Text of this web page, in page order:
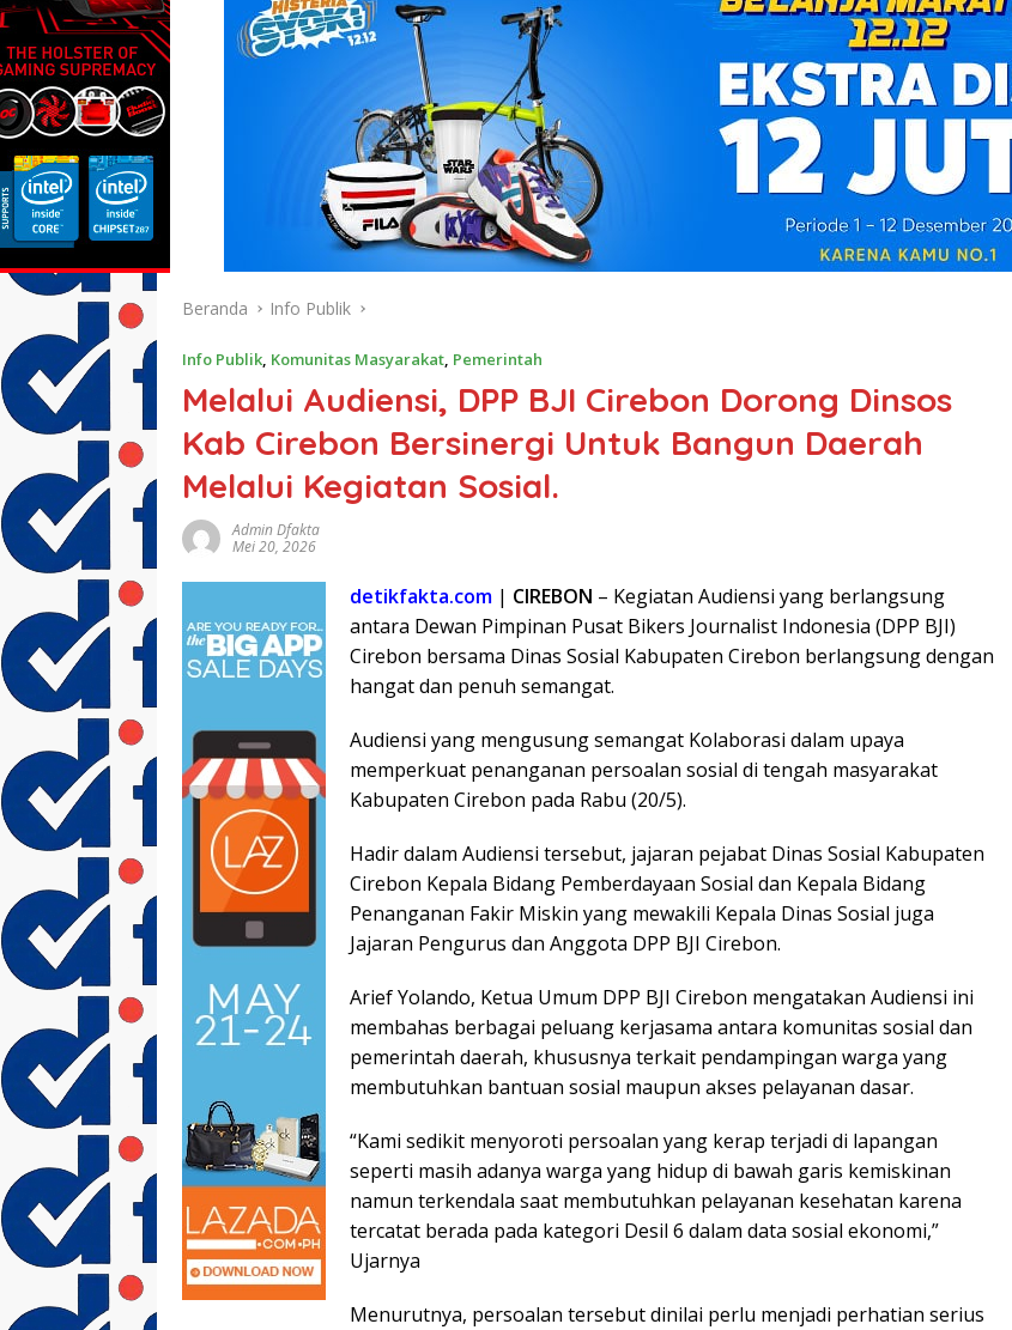
Beranda Info Publik
Info Publik, Komunitas Masyarakat, Pemerintah
Melalui Audiensi, DPP BJI Cirebon Dorong Dinsos
Kab Cirebon Bersinergi Untuk Bangun Daerah
Melalui Kegiatan Sosial.
Admin Dfakta
Mei 20, 2026
detikfakta.com | CIREBON – Kegiatan Audiensi yang berlangsung
antara Dewan Pimpinan Pusat Bikers Journalist Indonesia (DPP BJI)
Cirebon bersama Dinas Sosial Kabupaten Cirebon berlangsung dengan
hangat dan penuh semangat.
Audiensi yang mengusung semangat Kolaborasi dalam upaya
memperkuat penanganan persoalan sosial di tengah masyarakat
Kabupaten Cirebon pada Rabu (20/5).
Hadir dalam Audiensi tersebut, jajaran pejabat Dinas Sosial Kabupaten
Cirebon Kepala Bidang Pemberdayaan Sosial dan Kepala Bidang
Penanganan Fakir Miskin yang mewakili Kepala Dinas Sosial juga
Jajaran Pengurus dan Anggota DPP BJI Cirebon.
Arief Yolando, Ketua Umum DPP BJI Cirebon mengatakan Audiensi ini
membahas berbagai peluang kerjasama antara komunitas sosial dan
pemerintah daerah, khususnya terkait pendampingan warga yang
membutuhkan bantuan sosial maupun akses pelayanan dasar.
“Kami sedikit menyoroti persoalan yang kerap terjadi di lapangan
seperti masih adanya warga yang hidup di bawah garis kemiskinan
namun terkendala saat membutuhkan pelayanan kesehatan karena
tercatat berada pada kategori Desil 6 dalam data sosial ekonomi,”
Ujarnya
Menurutnya, persoalan tersebut dinilai perlu menjadi perhatian serius